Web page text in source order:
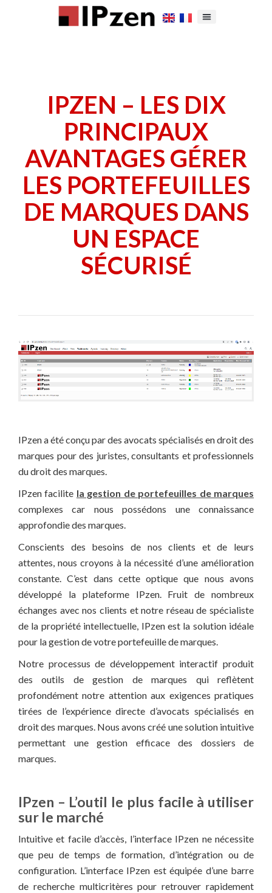
IPZEN – LES DIX
PRINCIPAUX
AVANTAGES GÉRER
LES PORTEFEUILLES
DE MARQUES DANS
UN ESPACE
SÉCURISÉ
IPzen a été conçu par des avocats spécialisés en droit des
marques pour des juristes, consultants et professionnels
du droit des marques.
IPzen facilite la gestion de portefeuilles de marques
complexes car nous possédons une connaissance
approfondie des marques.
Conscients des besoins de nos clients et de leurs
attentes, nous croyons à la nécessité d’une amélioration
constante. C’est dans cette optique que nous avons
développé la plateforme IPzen. Fruit de nombreux
échanges avec nos clients et notre réseau de spécialiste
de la propriété intellectuelle, IPzen est la solution idéale
pour la gestion de votre portefeuille de marques.
Notre processus de développement interactif produit
des outils de gestion de marques qui reflètent
profondément notre attention aux exigences pratiques
tirées de l’expérience directe d’avocats spécialisés en
droit des marques. Nous avons créé une solution intuitive
permettant une gestion efficace des dossiers de
marques.
IPzen – L’outil le plus facile à utiliser
sur le marché
Intuitive et facile d’accès, l’interface IPzen ne nécessite
que peu de temps de formation, d’intégration ou de
configuration. L’interface IPzen est équipée d’une barre
de recherche multicritères pour retrouver rapidement